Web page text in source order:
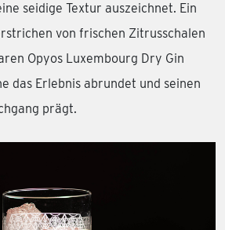
seidige Textur auszeichnet. Ein
von frischen Zitrusschalen
Opyos Luxembourg Dry Gin
das Erlebnis abrundet und seinen
prägt.